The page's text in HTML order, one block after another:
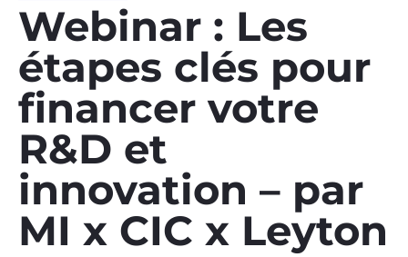
Webinar : Les
étapes clés pour
financer votre
R&D et
innovation – par
MI x CIC x Leyton